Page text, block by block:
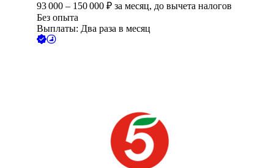
93 000 – 150 000 ₽ за месяц, до вычета налогов
Без опыта
Выплаты: Два раза в месяц